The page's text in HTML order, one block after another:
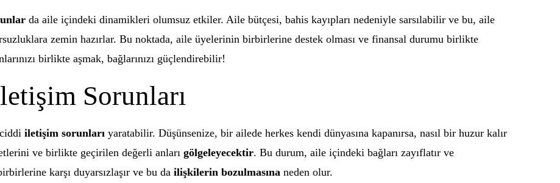
da aile içindeki dinamikleri olumsuz etkiler. Aile bütçesi, bahis kayıpları nedeniyle sarsılabilir ve bu, aile
zemin hazırlar. Bu noktada, aile üyelerinin birbirlerine destek olması ve finansal durumu birlikte
birlikte aşmak, bağlarınızı güçlendirebilir!
Sorunları
iletişim sorunları yaratabilir. Düşünsenize, bir ailede herkes kendi dünyasına kapanırsa, nasıl bir huzur kalır
ve birlikte geçirilen değerli anları gölgeleyecektir. Bu durum, aile içindeki bağları zayıflatır ve
karşı duyarsızlaşır ve bu da ilişkilerin bozulmasına neden olur.